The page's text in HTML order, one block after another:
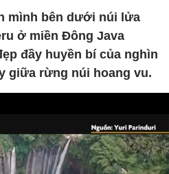
mình bên dưới núi lửa
ở miền Đông Java
đầy huyền bí của nghìn
giữa rừng núi hoang vu.